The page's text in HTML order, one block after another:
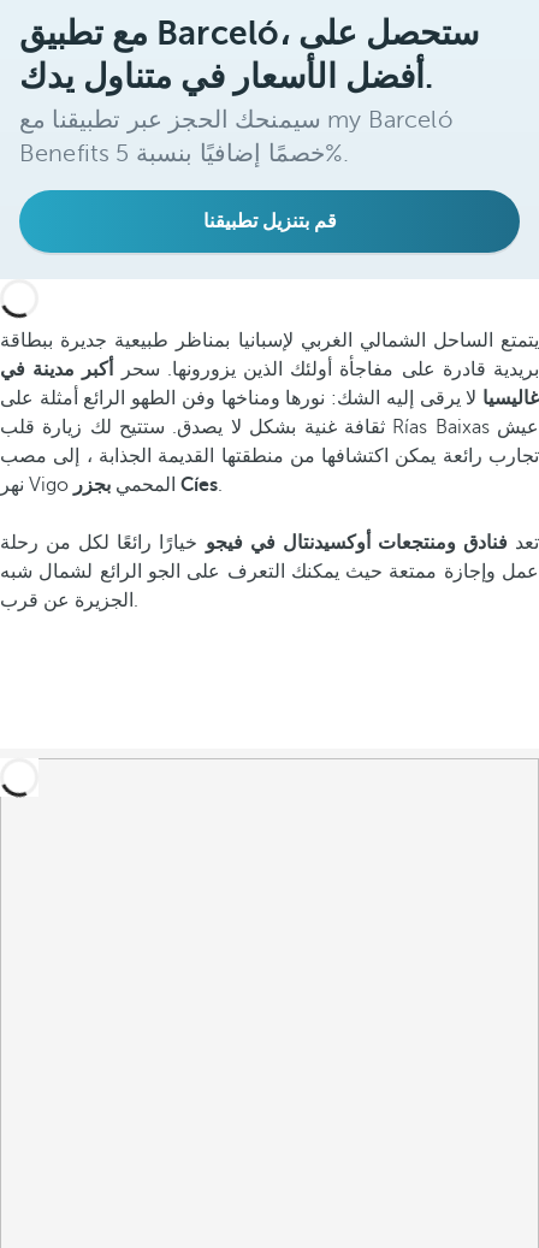
مع تطبيق Barceló، ستحصل على
أفضل الأسعار في متناول يدك.
سيمنحك الحجز عبر تطبيقنا مع my Barceló
Benefits خصمًا إضافيًا بنسبة 5%.
قم بتنزيل تطبيقنا
يتمتع الساحل الشمالي الغربي لإسبانيا بمناظر طبيعية جديرة ببطاقة
بريدية قادرة على مفاجأة أولئك الذين يزورونها. سحر
أكبر مدينة في
غاليسيا لا يرقى إليه الشك: نورها ومناخها وفن الطهو الرائع أمثلة على
ثقافة غنية بشكل لا يصدق. ستتيح لك زيارة قلب Rías Baixas عيش
تجارب رائعة يمكن اكتشافها من منطقتها القديمة الجذابة ، إلى مصب
نهر Vigo المحمي بجزر Cíes.
تعدفنادق ومنتجعات أوكسيدنتال في فيجو خيارًا رائعًا لكل من رحلة
عمل وإجازة ممتعة حيث يمكنك التعرف على الجو الرائع لشمال شبه
الجزيرة عن قرب.